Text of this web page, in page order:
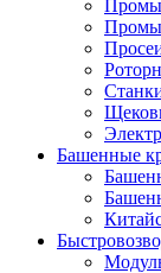
Башенные